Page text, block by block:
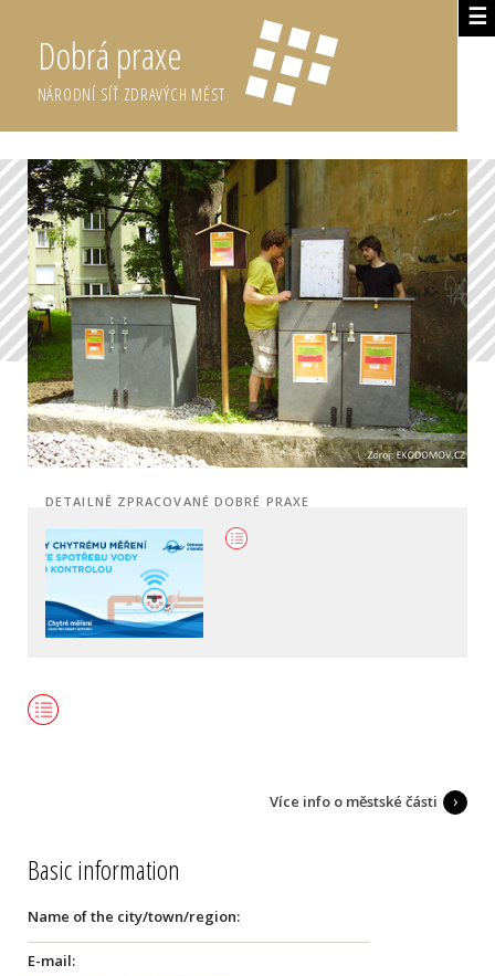
☰
Dobrá praxe
NÁRODNÍ SÍŤ ZDRAVÝCH MĚST
DETAILNĚ ZPRACOVANÉ DOBRÉ PRAXE
Více info o městské části
Basic information
Name of the city/town/region:
E-mail: